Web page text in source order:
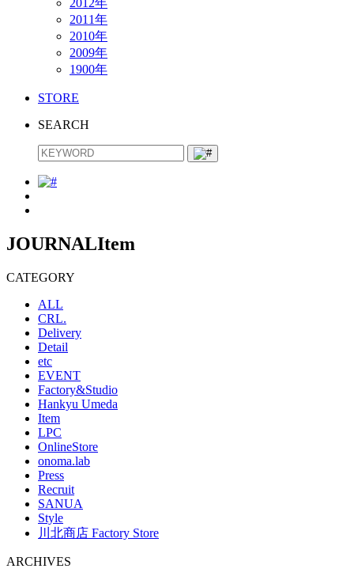
2012年
2011年
2010年
2009年
1900年
STORE
SEARCH
JOURNALItem
CATEGORY
ALL
CRL.
Delivery
Detail
etc
EVENT
Factory&Studio
Hankyu Umeda
Item
LPC
OnlineStore
onoma.lab
Press
Recruit
SANUA
Style
川北商店 Factory Store
ARCHIVES